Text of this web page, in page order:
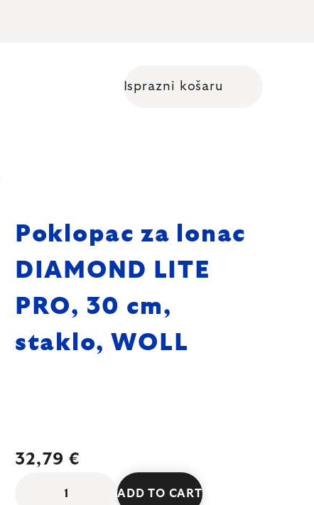
Isprazni košaru
Poklopac za lonac
DIAMOND LITE
PRO, 30 cm,
staklo, WOLL
32,79 €
ADD TO CART